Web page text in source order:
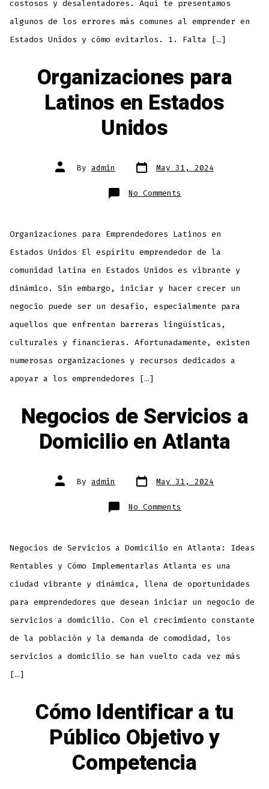
costosos y desalentadores. Aquí te presentamos
algunos de los errores más comunes al emprender en
Estados Unidos y cómo evitarlos. 1. Falta […]
Organizaciones para
Latinos en Estados
Unidos
By admin May 31, 2024
No Comments
Organizaciones para Emprendedores Latinos en
Estados Unidos El espíritu emprendedor de la
comunidad latina en Estados Unidos es vibrante y
dinámico. Sin embargo, iniciar y hacer crecer un
negocio puede ser un desafío, especialmente para
aquellos que enfrentan barreras lingüísticas,
culturales y financieras. Afortunadamente, existen
numerosas organizaciones y recursos dedicados a
apoyar a los emprendedores […]
Negocios de Servicios a
Domicilio en Atlanta
By admin May 31, 2024
No Comments
Negocios de Servicios a Domicilio en Atlanta: Ideas
Rentables y Cómo Implementarlas Atlanta es una
ciudad vibrante y dinámica, llena de oportunidades
para emprendedores que desean iniciar un negocio de
servicios a domicilio. Con el crecimiento constante
de la población y la demanda de comodidad, los
servicios a domicilio se han vuelto cada vez más
[…]
Cómo Identificar a tu
Público Objetivo y
Competencia